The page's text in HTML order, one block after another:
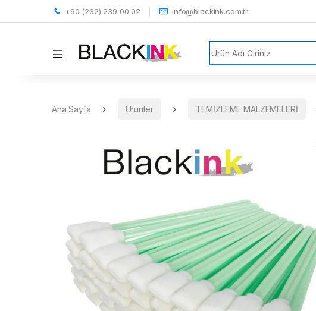
+90 (232) 239 00 02 info@blackink.com.tr
Search for:
Ana Sayfa Ürünler TEMİZLEME MALZEMELERİ